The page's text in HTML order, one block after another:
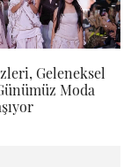
Geleneksel
Moda